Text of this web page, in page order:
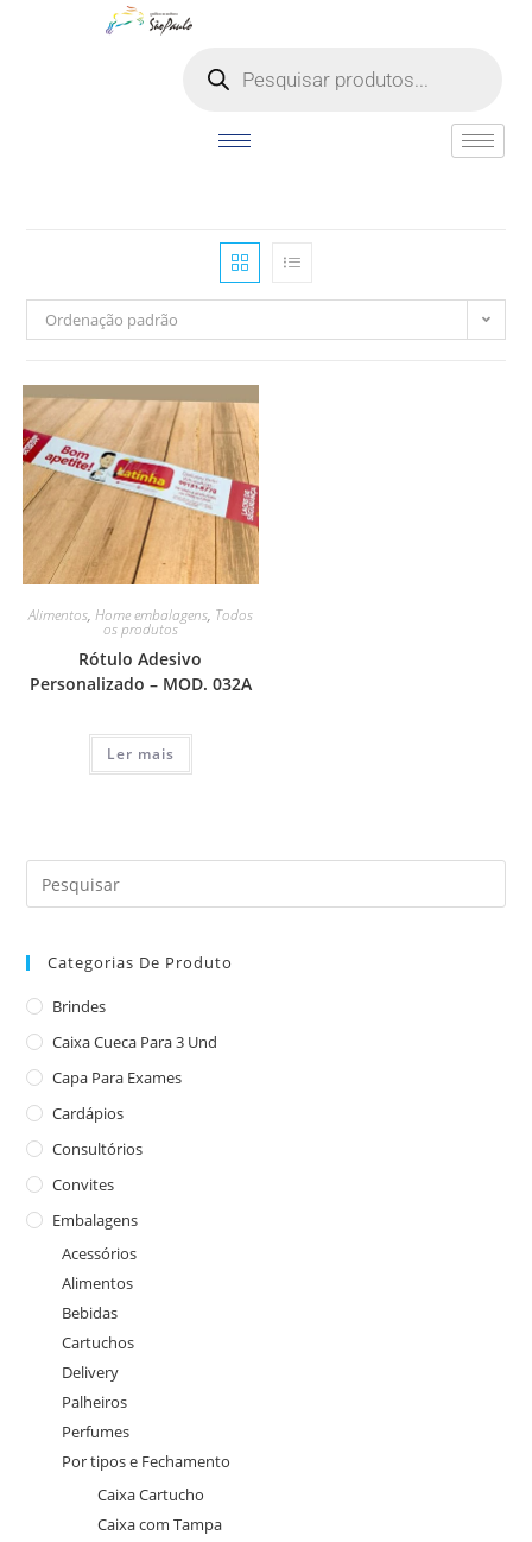
Ordenação padrão
Alimentos, Home embalagens, Todos
os produtos
Rótulo Adesivo
Personalizado – MOD. 032A
Ler mais
Categorias De Produto
Brindes
Caixa Cueca Para 3 Und
Capa Para Exames
Cardápios
Consultórios
Convites
Embalagens
Acessórios
Alimentos
Bebidas
Cartuchos
Delivery
Palheiros
Perfumes
Por tipos e Fechamento
Caixa Cartucho
Caixa com Tampa